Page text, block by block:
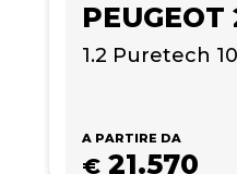
PEUGEOT
1.2 Puretech
A PARTIRE DA
€ 21.570